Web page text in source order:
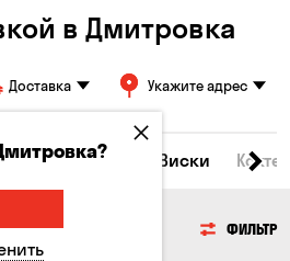
в Дмитровка
Доставка Укажите адрес
Сидр Вино Виски
ФИЛЬТР